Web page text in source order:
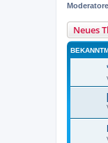
Neues